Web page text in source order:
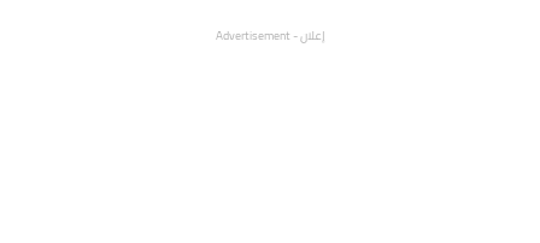
إعلان - Advertisement